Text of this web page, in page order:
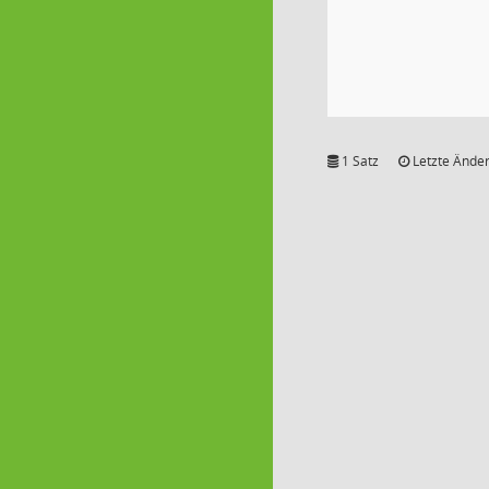
1 Satz Letzte